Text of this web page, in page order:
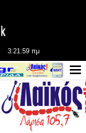
3:21:59 πμ